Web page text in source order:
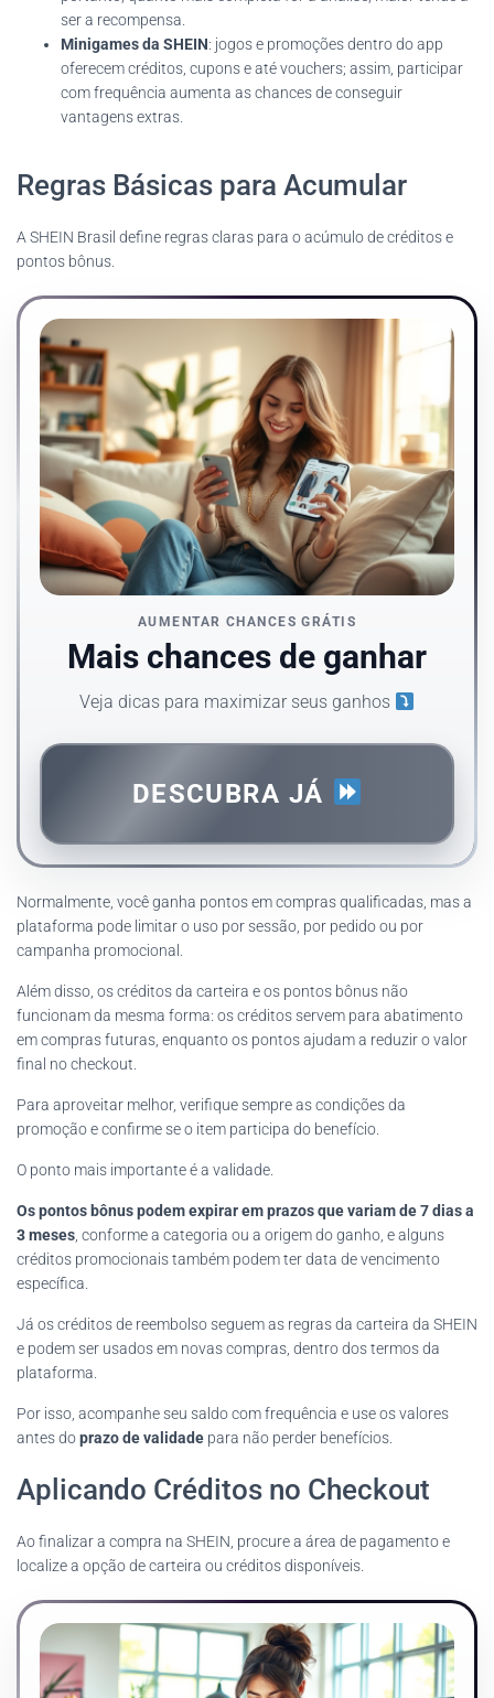
ser a recompensa.
Minigames da SHEIN: jogos e promoções dentro do app
oferecem créditos, cupons e até vouchers; assim, participar
com frequência aumenta as chances de conseguir
vantagens extras.
Regras Básicas para Acumular
A SHEIN Brasil define regras claras para o acúmulo de créditos e
pontos bônus.
AUMENTAR CHANCES GRÁTIS
Mais chances de ganhar
Veja dicas para maximizar seus ganhos
DESCUBRA JÁ
Normalmente, você ganha pontos em compras qualificadas, mas a
plataforma pode limitar o uso por sessão, por pedido ou por
campanha promocional.
Além disso, os créditos da carteira e os pontos bônus não
funcionam da mesma forma: os créditos servem para abatimento
em compras futuras, enquanto os pontos ajudam a reduzir o valor
final no checkout.
Para aproveitar melhor, verifique sempre as condições da
promoção e confirme se o item participa do benefício.
O ponto mais importante é a validade.
Os pontos bônus podem expirar em prazos que variam de 7 dias a
3 meses , conforme a categoria ou a origem do ganho, e alguns
créditos promocionais também podem ter data de vencimento
específica.
Já os créditos de reembolso seguem as regras da carteira da SHEIN
e podem ser usados em novas compras, dentro dos termos da
plataforma.
Por isso, acompanhe seu saldo com frequência e use os valores
antes doprazo de validade para não perder benefícios.
Aplicando Créditos no Checkout
Ao finalizar a compra na SHEIN, procure a área de pagamento e
localize a opção de carteira ou créditos disponíveis.